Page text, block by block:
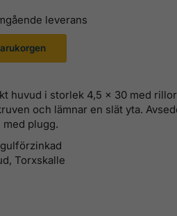
leverans
huvud i storlek 4,5 x 30 med
och lämnar en slät yta.
med plugg.
Torxskalle